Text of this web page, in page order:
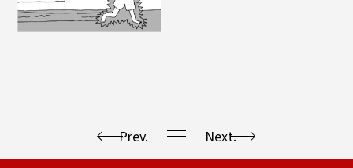
Prev. Next.